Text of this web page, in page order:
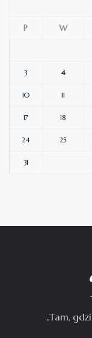
P W
3 4
10 11
17 18
24 25
31
„Tam,